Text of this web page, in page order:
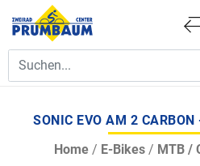
SONIC EVO AM 2
Home/ E-Bikes/ MTB /